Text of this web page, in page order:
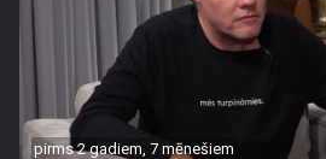
pirms 2 gadiem, 7 mēnešiem